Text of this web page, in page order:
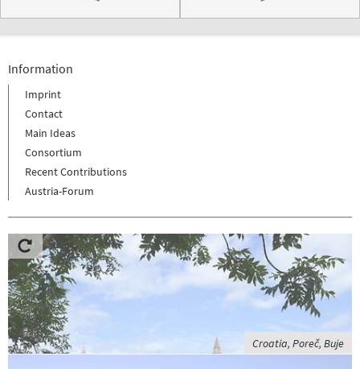
Information
Imprint
Contact
Main Ideas
Consortium
Recent Contributions
Austria-Forum
Croatia, Poreč, Buje